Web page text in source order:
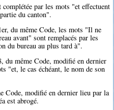
par les mots "et effectuent
du canton".
du même Code, les mots "Il ne
avant" sont remplacés par les
du bureau au plus tard à".
du même Code, modifié en dernier
"et, le cas échéant, le nom de son
Code, modifié en dernier lieu par la
est abrogé.